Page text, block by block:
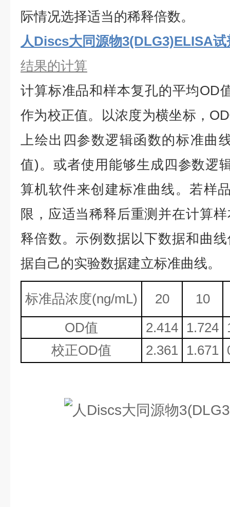
际情况选择适当的稀释倍数。
人Discs大同源物3(DLG3)ELISA试
结果的计算
计算标准品和样本复孔的平均OD
作为校正值。以浓度为横坐标，
上绘出四参数逻辑函数的标准曲
值)。或者使用能够生成四参数逻
算机软件来创建标准曲线。若样
限，应适当稀释后重测并在计算
释倍数。示例数据以下数据和曲
据自己的实验数据建立标准曲线。
标准品浓度(ng/mL) 20
10
OD值
2.414 1.724
校正OD值 2.361 1.671